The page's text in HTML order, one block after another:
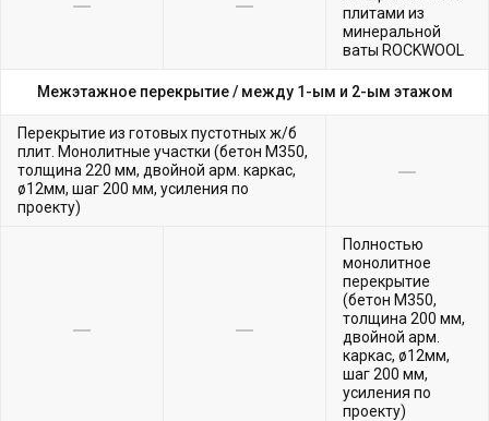
плитами из
минеральной
ваты ROCKWOOL
Межэтажное перекрытие / между 1-ым и 2-ым этажом
Перекрытие из готовых пустотных ж/б
плит. Монолитные участки (бетон М350,
толщина 220 мм, двойной арм. каркас,
ø12мм, шаг 200 мм, усиления по
проекту)
Полностью
монолитное
перекрытие
(бетон М350,
толщина 200 мм,
двойной арм.
каркас, ø12мм,
шаг 200 мм,
усиления по
проекту)